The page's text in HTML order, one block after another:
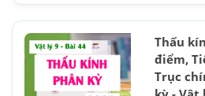
Thấu
điểm,
Trục